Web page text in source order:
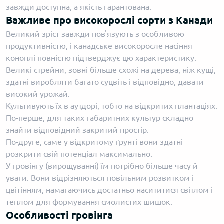
завжди доступна, а якість гарантована.
Важливе про високорослі сорти з Канади
Великий зріст завжди пов'язують з особливою
продуктивністю, і канадське високоросле насіння
коноплі повністю підтверджує цю характеристику.
Великі стрейни, зовні більше схожі на дерева, ніж кущі,
здатні виробляти багато суцвіть і відповідно, давати
високий урожай.
Культивують їх в аутдорі, тобто на відкритих плантаціях.
По-перше, для таких габаритних культур складно
знайти відповідний закритий простір.
По-друге, саме у відкритому ґрунті вони здатні
розкрити свій потенціал максимально.
У гровінгу (вирощуванні) їм потрібно більше часу й
уваги. Вони відрізняються повільним розвитком і
цвітінням, намагаючись достатньо насититися світлом і
теплом для формування смолистих шишок.
Особливості гровінга